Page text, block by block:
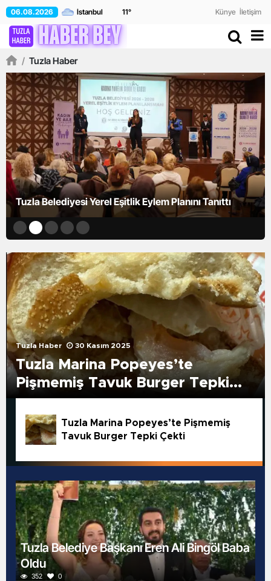
06.08.2026 11° Künye İletişim
/ Tuzla Haber
Tuzla Belediyesi Yerel Eşitlik Eylem Planını Tanıttı
Tuzla Haber 30 Kasım 2025
Tuzla Marina Popeyes’te
Pişmemiş Tavuk Burger Tepki
Çekti
Tuzla Marina Popeyes’te Pişmemiş
Tavuk Burger Tepki Çekti
Tuzla Belediye Başkanı Eren Ali Bingöl Baba
Oldu
352 0